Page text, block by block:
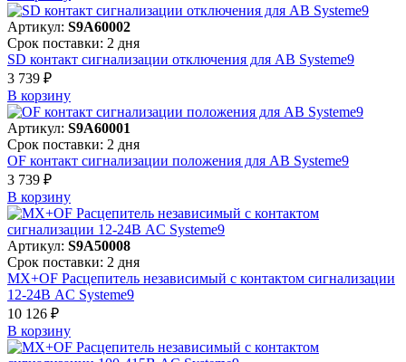
Артикул: S9A60002
Срок поставки: 2 дня
SD контакт сигнализации отключения для АВ Systeme9
3 739 ₽
В корзинy
Артикул: S9A60001
Срок поставки: 2 дня
OF контакт сигнализации положения для АВ Systeme9
3 739 ₽
В корзинy
Артикул: S9A50008
Срок поставки: 2 дня
MX+OF Расцепитель независимый с контактом сигнализации
12-24В AC Systeme9
10 126 ₽
В корзинy